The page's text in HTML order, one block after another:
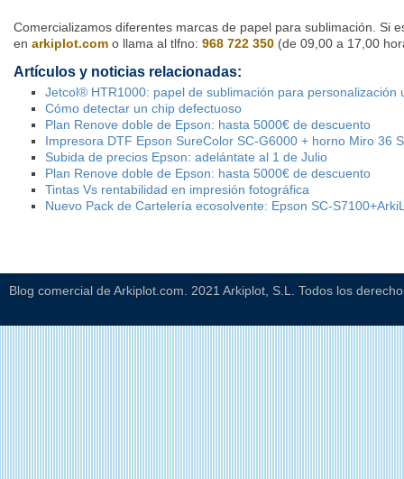
Comercializamos diferentes marcas de papel para sublimación. Si
en arkiplot.com o llama al tlfno: 968 722 350 (de 09,00 a 17,00
Artículos y noticias relacionadas:
Jetcol® HTR1000: papel de sublimación para personalización
Cómo detectar un chip defectuoso
Plan Renove doble de Epson: hasta 5000€ de descuento
Impresora DTF Epson SureColor SC-G6000 + horno Miro 36
Subida de precios Epson: adelántate al 1 de Julio
Plan Renove doble de Epson: hasta 5000€ de descuento
Tintas Vs rentabilidad en impresión fotográfica
Nuevo Pack de Cartelería ecosolvente: Epson SC-
Blog comercial de Arkiplot.com. 2021 Arkiplot, S.L. Todos los